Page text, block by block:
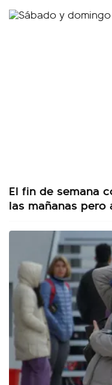
El fin de semana
las mañanas